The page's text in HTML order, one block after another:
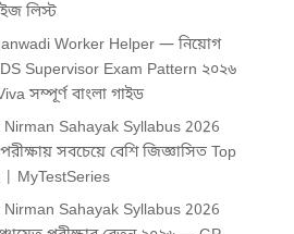
লিস্ট
Worker Helper — নিয়োগ
Supervisor Exam Pattern ২০২৬
সম্পূর্ণ বাংলা গাইড
Sahayak Syllabus 2026
সবচেয়ে বেশি জিজ্ঞাসিত Top
| MyTestSeries
Sahayak Syllabus 2026